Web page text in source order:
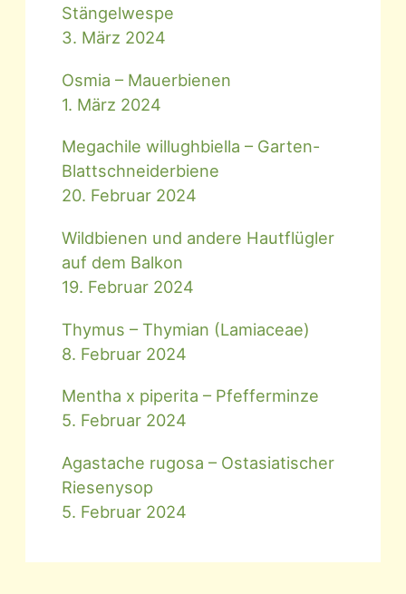
Stängelwespe
3. März 2024
Osmia – Mauerbienen
1. März 2024
Megachile willughbiella – Garten-
Blattschneiderbiene
20. Februar 2024
Wildbienen und andere Hautflügler
auf dem Balkon
19. Februar 2024
Thymus – Thymian (Lamiaceae)
8. Februar 2024
Mentha x piperita – Pfefferminze
5. Februar 2024
Agastache rugosa – Ostasiatischer
Riesenysop
5. Februar 2024